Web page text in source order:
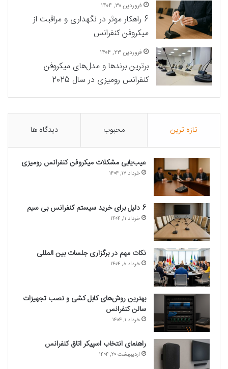
فروردین ۳۰, ۱۴۰۴
6 راهکار موثر در نگهداری و مراقبت از
میکروفن کنفرانس
فروردین ۲۳, ۱۴۰۴
برترین برندها و مدل‌های میکروفن
کنفرانس رومیزی در سال 2025
تازه ترین محبوب دیدگاه ها
عیب‌یابی مشکلات میکروفن‌ کنفرانس رومیزی
خرداد ۱۷, ۱۴۰۴
6 دلیل برای خرید سیستم کنفرانس بی سیم
خرداد ۱۱, ۱۴۰۴
نکات مهم در برگزاری جلسات بین المللی
خرداد ۸, ۱۴۰۴
بهترین روش‌های کابل کشی و نصب تجهیزات
سالن کنفرانس
خرداد ۱, ۱۴۰۴
راهنمای انتخاب اسپیکر اتاق کنفرانس
اردیبهشت ۲۰, ۱۴۰۴